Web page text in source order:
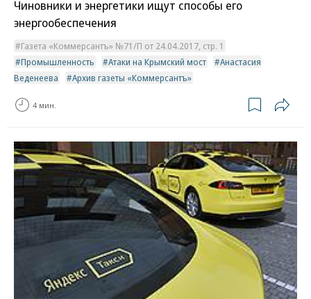
Чиновники и энергетики ищут способы его
энергообеспечения
Газета «Коммерсантъ» №71/П от 24.04.2017, стр. 1
Промышленность
Атаки на Крымский мост
Анастасия
Веденеева
Архив газеты «Коммерсантъ»
4 мин.